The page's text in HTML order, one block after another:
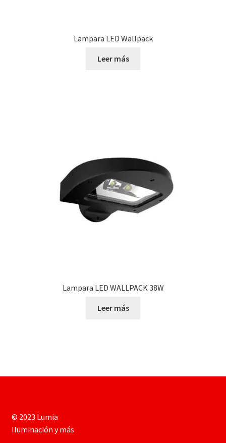
Lampara LED Wallpack
Leer más
Lampara LED WALLPACK 38W
Leer más
© 2023 Lumia
Iluminación y más